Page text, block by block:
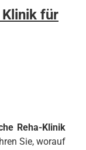
Klinik für
Reha-Klinik
Sie, worauf